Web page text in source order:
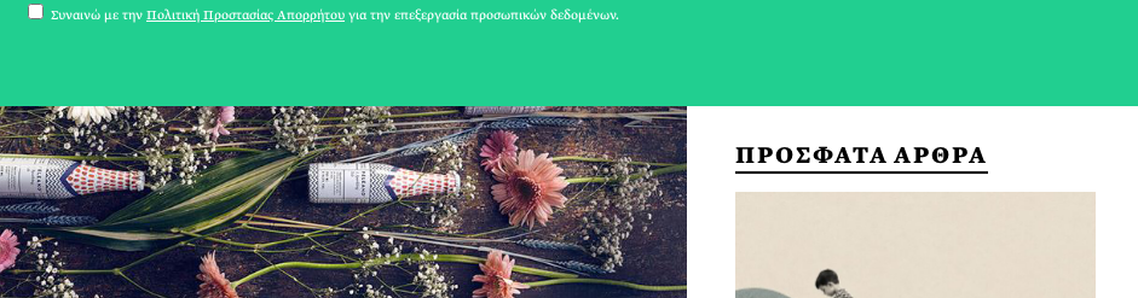
ΠΡΟΣΦΑΤΑ ΑΡΘΡΑ
Συναινώ με την Πολιτική Προστασίας Απορρήτου για την επεξεργασία προσωπικών δεδομένων.